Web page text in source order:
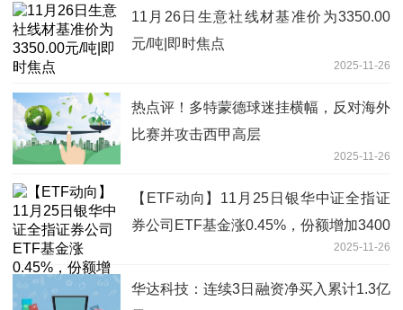
11月26日生意社线材基准价为3350.00
元/吨|即时焦点
2025-11-26
热点评！多特蒙德球迷挂横幅，反对海外
比赛并攻击西甲高层
2025-11-26
【ETF动向】11月25日银华中证全指证
券公司ETF基金涨0.45%，份额增加3400
2025-11-26
华达科技：连续3日融资净买入累计1.3亿